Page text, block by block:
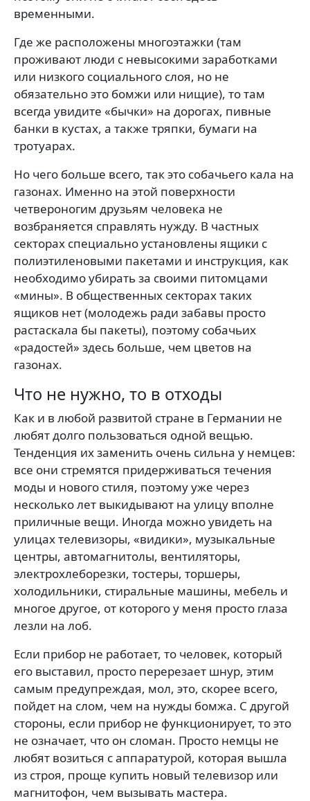
временными.
Где же расположены многоэтажки (там
проживают люди с невысокими заработками
или низкого социального слоя, но не
обязательно это бомжи или нищие), то там
всегда увидите «бычки» на дорогах, пивные
банки в кустах, а также тряпки, бумаги на
тротуарах.
Но чего больше всего, так это собачьего кала на
газонах. Именно на этой поверхности
четвероногим друзьям человека не
возбраняется справлять нужду. В частных
секторах специально установлены ящики с
полиэтиленовыми пакетами и инструкция, как
необходимо убирать за своими питомцами
«мины». В общественных секторах таких
ящиков нет (молодежь ради забавы просто
растаскала бы пакеты), поэтому собачьих
«радостей» здесь больше, чем цветов на
газонах.
Что не нужно, то в отходы
Как и в любой развитой стране в Германии не
любят долго пользоваться одной вещью.
Тенденция их заменить очень сильна у немцев:
все они стремятся придерживаться течения
моды и нового стиля, поэтому уже через
несколько лет выкидывают на улицу вполне
приличные вещи. Иногда можно увидеть на
улицах телевизоры, «видики», музыкальные
центры, автомагнитолы, вентиляторы,
электрохлеборезки, тостеры, торшеры,
холодильники, стиральные машины, мебель и
многое другое, от которого у меня просто глаза
лезли на лоб.
Если прибор не работает, то человек, который
его выставил, просто перерезает шнур, этим
самым предупреждая, мол, это, скорее всего,
пойдет на слом, чем на нужды бомжа. С другой
стороны, если прибор не функционирует, то это
не означает, что он сломан. Просто немцы не
любят возиться с аппаратурой, которая вышла
из строя, проще купить новый телевизор или
магнитофон, чем вызывать мастера.